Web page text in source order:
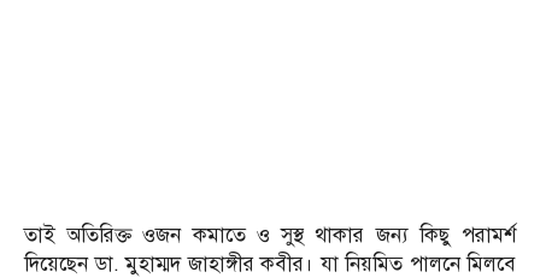
তাই অতিরিক্ত ওজন কমাতে ও সুস্থ থাকার জন্য কিছু পরামর্শ
দিয়েছেন ডা. মুহাম্মদ জাহাঙ্গীর কবীর। যা নিয়মিত পালনে মিলবে